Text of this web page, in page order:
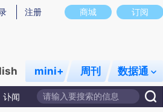
意图存在偏差。不代表财新观点和立场。推荐
商城 订阅
注册
mini+ 周刊 数据通
讣闻